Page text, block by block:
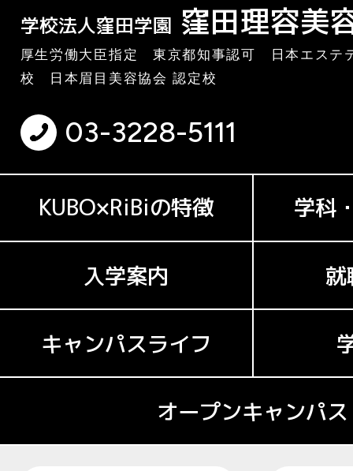
学校法人窪田学園 窪田理容美
厚生労働大臣指定 東京都知事認可 日本エステ
校 日本眉目美容協会 認定校
03-3228-5111
KUBO×RiBiの特徴 学科
入学案内
キャンパスライフ
オープンキャンパス